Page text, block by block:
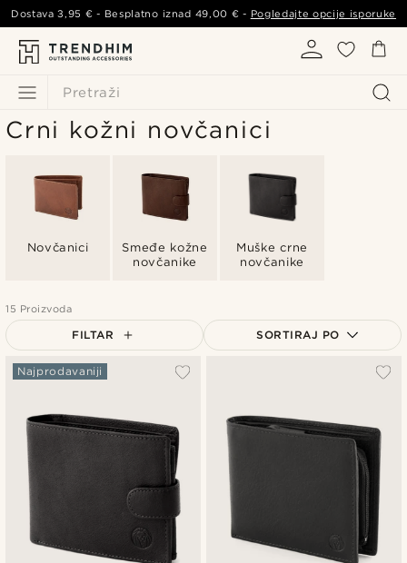
Pretraži
Dostava3,95 € - Besplatno iznad 49,00 € - Pogledajte opcije isporuke
Crni kožni novčanici
Novčanici
Smeđe kožne
novčanike
Muške crne
novčanike
15 Proizvoda
FILTAR SORTIRAJ PO
Najniža cijena
Najviša cijena
Najprodavaniji